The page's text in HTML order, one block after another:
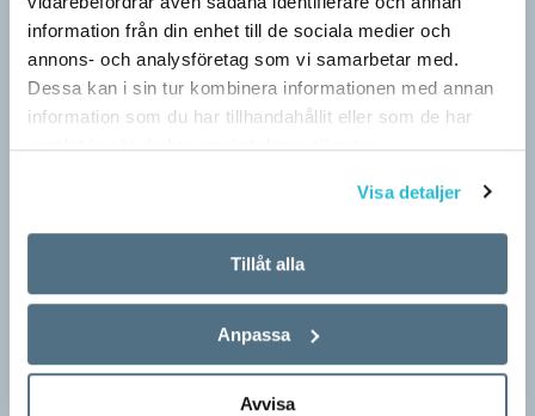
information från din enhet till de sociala medier och
annons- och analysföretag som vi samarbetar med.
Dessa kan i sin tur kombinera informationen med annan
information som du har tillhandahållit eller som de har
samlat in när du har använt deras tjänster.
Visa detaljer
Tillåt alla
Anpassa
Avvisa
Därför är vi språkaktivister